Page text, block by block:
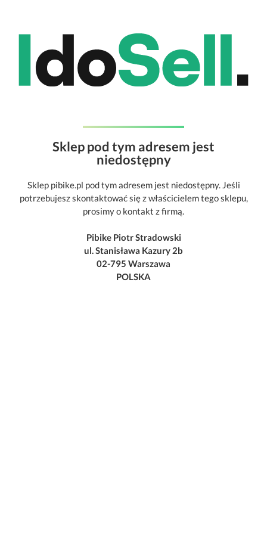
Sklep pod tym adresem jest
niedostępny
Sklep pibike.pl pod tym adresem jest niedostępny. Jeśli
potrzebujesz skontaktować się z właścicielem tego sklepu,
prosimy o kontakt z firmą.
Pibike Piotr Stradowski
ul. Stanisława Kazury 2b
02-795 Warszawa
POLSKA